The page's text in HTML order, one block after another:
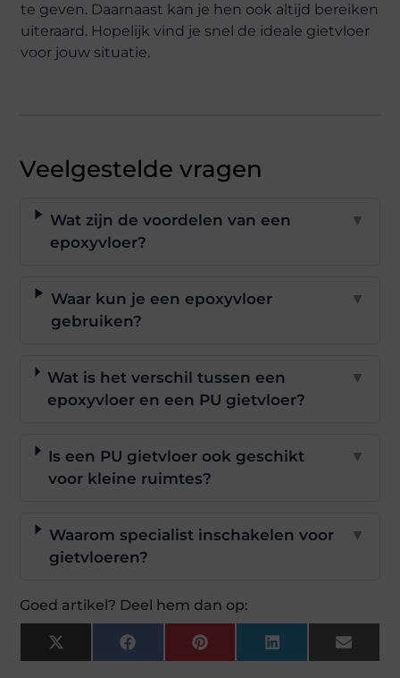
te geven. Daarnaast kan je hen ook altijd bereiken
uiteraard. Hopelijk vind je snel de ideale gietvloer
voor jouw situatie.
Veelgestelde vragen
Wat zijn de voordelen van een
epoxyvloer?
▼
Waar kun je een epoxyvloer
gebruiken?
▼
Wat is het verschil tussen een
epoxyvloer en een PU gietvloer?
▼
Is een PU gietvloer ook geschikt
voor kleine ruimtes?
▼
Waarom specialist inschakelen voor
gietvloeren?
▼
Goed artikel? Deel hem dan op:
X
(Twitter)
FacebookPinterestLinkedInEmail